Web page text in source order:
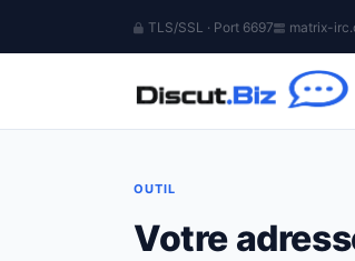
TLS/SSL · Port 6697 matrix-
OUTIL
Votre